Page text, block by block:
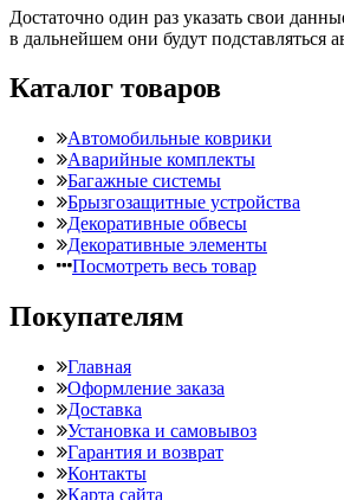
Достаточно один раз указать свои
в дальнейшем они будут подставляться
Каталог товаров
Автомобильные коврики
Аварийные комплекты
Багажные системы
Брызгозащитные устройства
Декоративные обвесы
Декоративные элементы
Посмотреть весь товар
Покупателям
Главная
Оформление заказа
Доставка
Установка и самовывоз
Гарантия и возврат
Контакты
Карта сайта